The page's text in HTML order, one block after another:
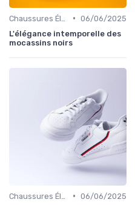
• 06/06/2025
L'élégance intemporelle des
mocassins noirs
• 06/06/2025